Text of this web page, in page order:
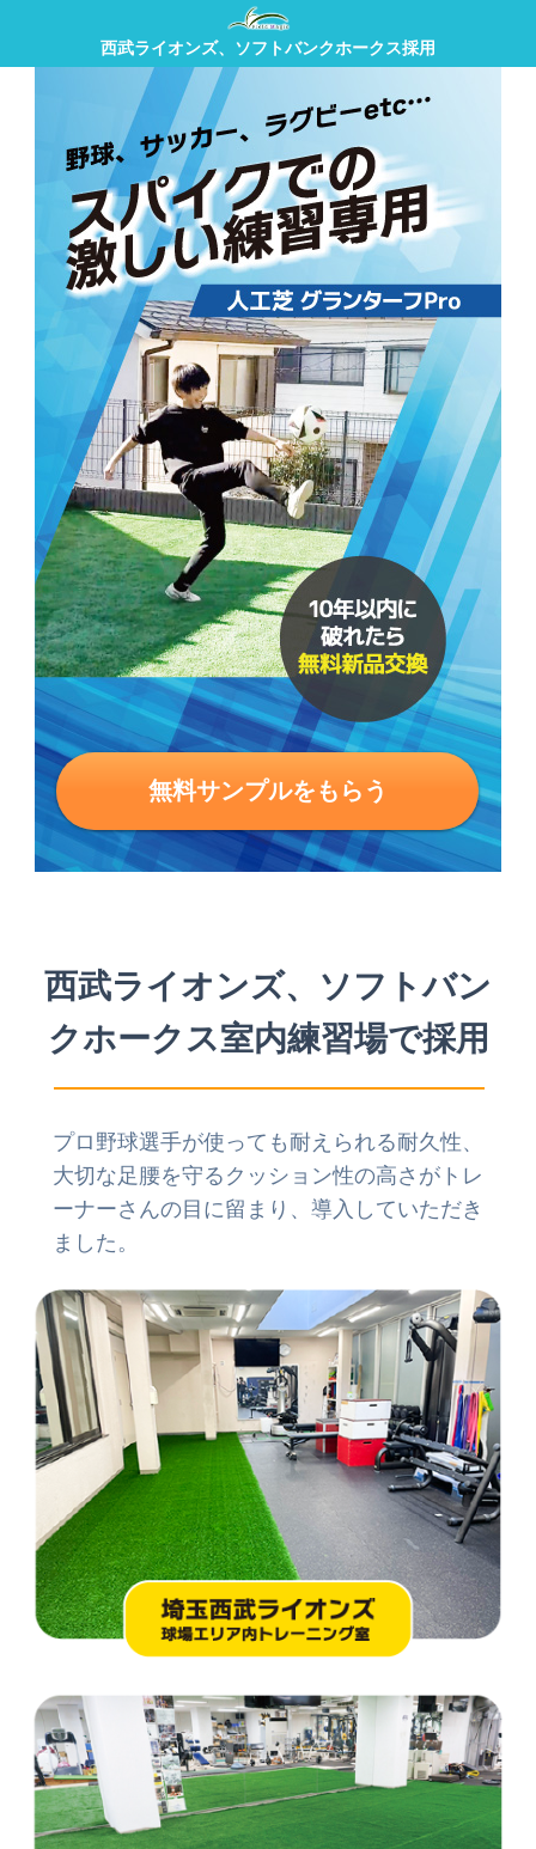
西武ライオンズ、ソフトバンクホークス採用
無料サンプルをもらう
西武ライオンズ、ソフトバン
クホークス室内練習場で採用
プロ野球選手が使っても耐えられる耐久性、
大切な足腰を守るクッション性の高さがトレ
ーナーさんの目に留まり、導入していただき
ました。